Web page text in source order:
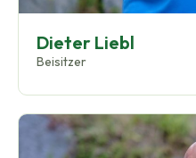
Dieter Liebl
Beisitzer